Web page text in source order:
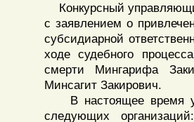
Конкурсный
с заявлением о
субсидиарной
ходе судебного
смерти Мингарифа
Минсагит Закирович.
В настоящее время
следующих